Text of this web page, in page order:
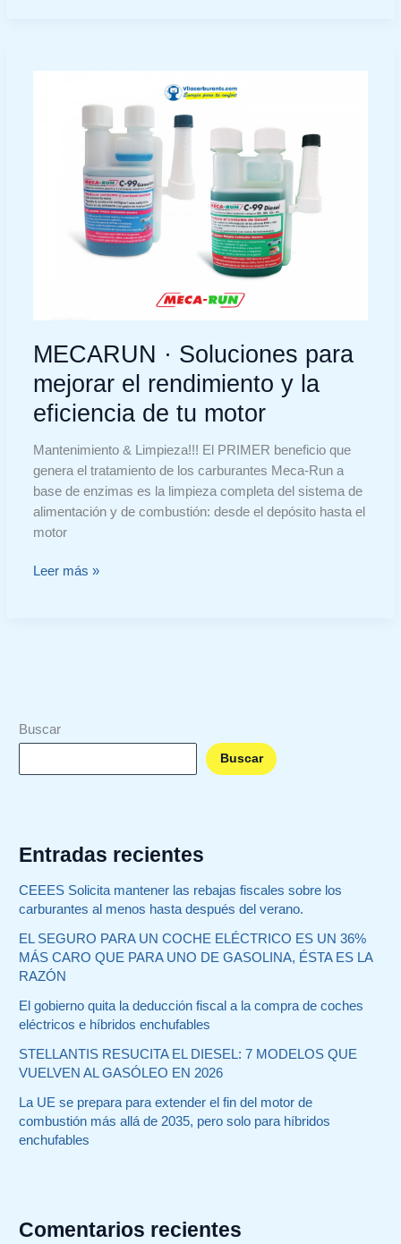
MECARUN · Soluciones para
mejorar el rendimiento y la
eficiencia de tu motor
Mantenimiento & Limpieza!!! El PRIMER beneficio que
genera el tratamiento de los carburantes Meca-Run a
base de enzimas es la limpieza completa del sistema de
alimentación y de combustión: desde el depósito hasta el
motor
rendimiento
Leer más »
Buscar
Buscar
Entradas recientes
CEEES Solicita mantener las rebajas fiscales sobre los
carburantes al menos hasta después del verano.
EL SEGURO PARA UN COCHE ELÉCTRICO ES UN 36%
MÁS CARO QUE PARA UNO DE GASOLINA, ÉSTA ES LA
RAZÓN
El gobierno quita la deducción fiscal a la compra de coches
eléctricos e híbridos enchufables
STELLANTIS RESUCITA EL DIESEL: 7 MODELOS QUE
VUELVEN AL GASÓLEO EN 2026
La UE se prepara para extender el fin del motor de
combustión más allá de 2035, pero solo para híbridos
enchufables
Comentarios recientes